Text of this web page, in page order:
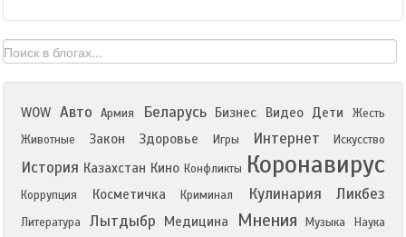
WOW Авто Армия Беларусь Бизнес Видео Дети
Жесть
Животные
Закон Здоровье Игры Интернет Искусство
История Казахстан Кино Конфликты Коронавирус
Коррупция Косметичка Криминал Кулинария Ликбез
Литература Лытдыбр Медицина Мнения Музыка Наука